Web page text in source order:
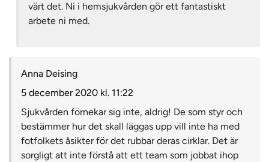
värt det. Ni i hemsjukvården gör ett fantastiskt
arbete ni med.
Anna Deising
5 december 2020 kl. 11:22
Sjukvården förnekar sig inte, aldrig! De som styr och
bestämmer hur det skall läggas upp vill inte ha med
fotfolkets åsikter för det rubbar deras cirklar. Det är
sorgligt att inte förstå att ett team som jobbat ihop